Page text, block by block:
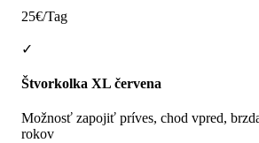
25€/Tag
✓
Štvorkolka XL červena
Možnosť zapojiť príves, chod vpred,
rokov